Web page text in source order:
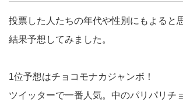
投票した人たちの年代や性別にもよると
結果予想してみました。
1位予想はチョコモナカジャンボ！
ツイッターで一番人気。中のパリパリチ